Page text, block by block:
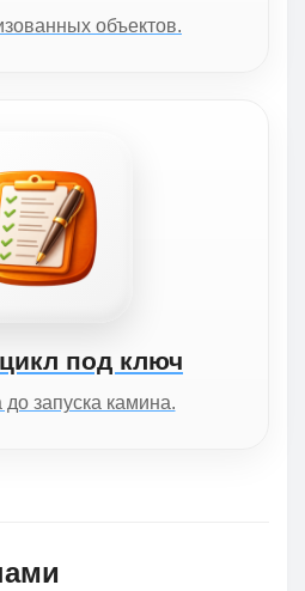
объектов.
под ключ
запуска камина.